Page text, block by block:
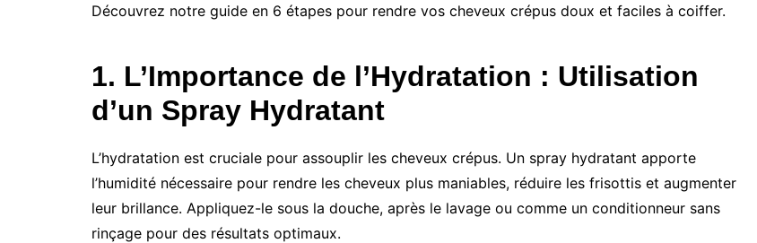
Découvrez notre guide en 6 étapes pour rendre vos cheveux crépus doux et faciles à coiffer.
1. L’Importance de l’Hydratation : Utilisation
d’un Spray Hydratant
L’hydratation est cruciale pour assouplir les cheveux crépus. Un spray hydratant apporte
l’humidité nécessaire pour rendre les cheveux plus maniables, réduire les frisottis et augmenter
leur brillance. Appliquez-le sous la douche, après le lavage ou comme un conditionneur sans
rinçage pour des résultats optimaux.